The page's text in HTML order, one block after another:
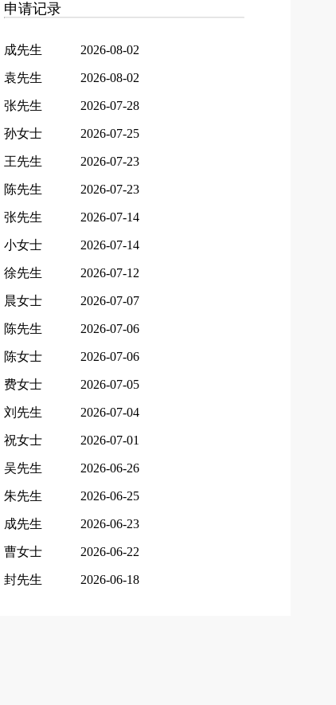
申请记录
成先生 2026-08-02
袁先生 2026-08-02
张先生 2026-07-28
孙女士 2026-07-25
王先生 2026-07-23
陈先生 2026-07-23
张先生 2026-07-14
小女士 2026-07-14
徐先生 2026-07-12
晨女士 2026-07-07
陈先生 2026-07-06
陈女士 2026-07-06
费女士 2026-07-05
刘先生 2026-07-04
祝女士 2026-07-01
吴先生 2026-06-26
朱先生 2026-06-25
成先生 2026-06-23
曹女士 2026-06-22
封先生 2026-06-18